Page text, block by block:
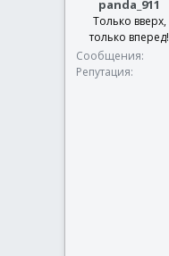
panda_911
Только вверх,
только вперед!
Сообщения
Репутация